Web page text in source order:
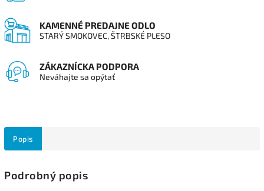
KAMENNÉ PREDAJNE ODLO
STARÝ SMOKOVEC, ŠTRBSKÉ PLESO
ZÁKAZNÍCKA PODPORA
Neváhajte sa opýtať
Popis
Podrobný popis